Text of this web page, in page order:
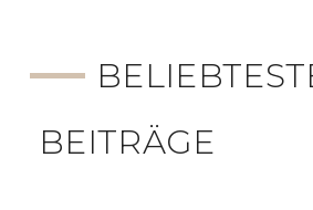
BEITRÄGE